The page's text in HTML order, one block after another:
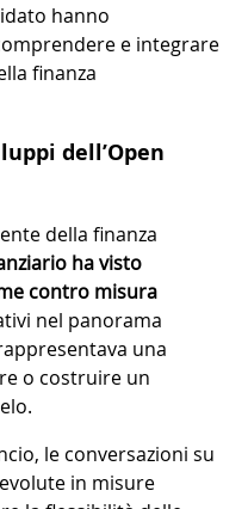
hanno
e integrare
finanza
dell’Open
della finanza
ha visto
contro misura
nel panorama
una
o costruire un
le conversazioni su
in misure